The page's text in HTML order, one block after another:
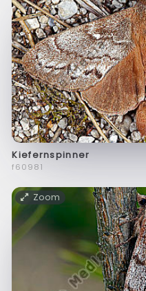
Kiefernspinner
f60981
Zoom